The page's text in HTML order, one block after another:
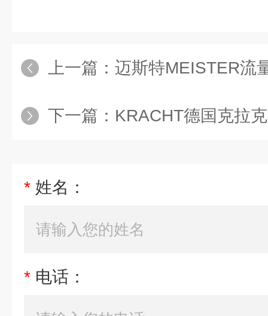
上一篇： 迈斯特MEISTER流量
下一篇： KRACHT德国克拉克流量
* 姓名：
* 电话：